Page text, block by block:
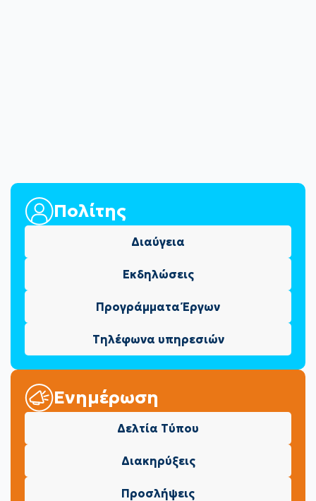
Πολίτης
Διαύγεια
Εκδηλώσεις
Προγράμματα Έργων
Τηλέφωνα υπηρεσιών
Ενημέρωση
Δελτία Τύπου
Διακηρύξεις
Προσλήψεις